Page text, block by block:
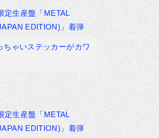
定生産盤「METAL
EDITION)」着弾
ちゃいステッカーがカワ
定生産盤「METAL
EDITION)」着弾